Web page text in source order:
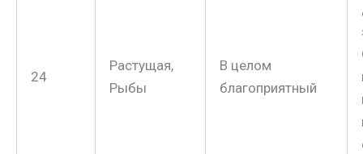
24
Растущая,
Рыбы
В целом
благоприятный